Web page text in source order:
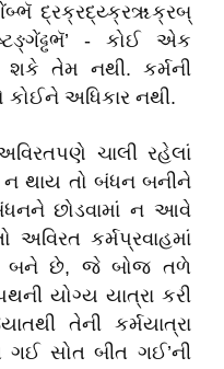
દ્રક્રદ્ય્ક્રૠક્રબ્
- કોઈ એક
શકે તેમ નથી. કર્મની
કોઈને અધિકાર નથી.
ચાલી રહેલાં
ન થાય તો બંધન બનીને
છોડવામાં ન આવે
કર્મપ્રવાહમાં
બને છે, જે બોજ તળે
યોગ્ય યાત્રા કરી
તેની કર્મયાત્રા
ગઈ સોત બીત ગઈ’ની